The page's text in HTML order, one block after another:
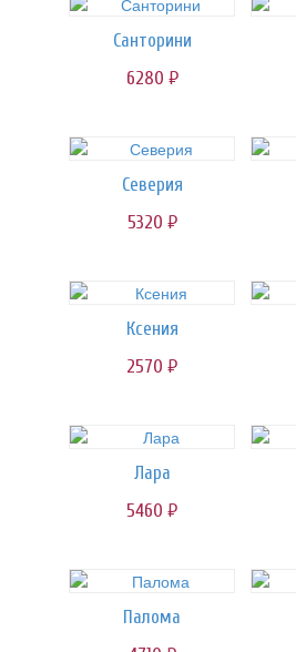
Санторини
6280 руб.
Северия
5320 руб.
Ксения
2570 руб.
Лара
5460 руб.
Палома